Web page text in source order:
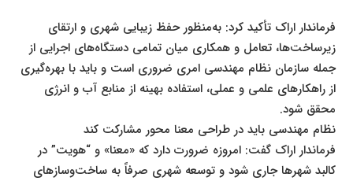
فرماندار اراک تأکید کرد: به‌منظور حفظ زیبایی شهری و ارتقای
زیرساخت‌ها، تعامل و همکاری میان تمامی دستگاه‌های اجرایی از
جمله سازمان نظام مهندسی امری ضروری است و باید با بهره‌گیری
از راهکارهای علمی و عملی، استفاده بهینه از منابع آب و انرژی
محقق شود.
نظام مهندسی باید در طراحی معنا محور مشارکت کند
فرماندار اراک گفت: امروزه ضرورت دارد که «معنا» و “هویت” در
کالبد شهرها جاری شود و توسعه شهری صرفاً به ساخت‌وسازهای